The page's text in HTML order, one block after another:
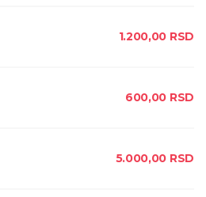
1.200,00 RSD
600,00 RSD
5.000,00 RSD